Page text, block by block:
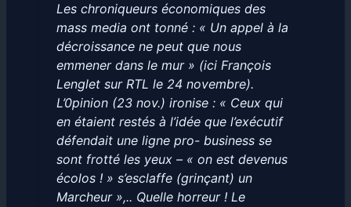
Les chroniqueurs économiques des
mass media ont tonné : « Un appel à la
décroissance ne peut que nous
emmener dans le mur » (ici François
Lenglet sur RTL le 24 novembre).
L’0pinion (23 nov.) ironise : « Ceux qui
en étaient restés à l’idée que l’exécutif
défendait une ligne pro- business se
sont frotté les yeux – « on est devenus
écolos ! » s’esclaffe (grinçant) un
Marcheur »,.. Quelle horreur ! Le